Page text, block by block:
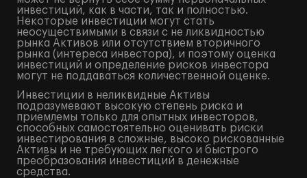
инвестиций, как в части, так и полностью.
Некоторые инвестиции могут стать
неосуществимыми в связи с не ликвидностью
рынка Активов или отсутствием вторичного
рынка (интереса инвестора), и поэтому оценка
инвестиций и определение рисков инвестора
могут не поддаваться количественной оценке.
Инвестиции в неликвидные Активы
подразумевают высокую степень риска и
приемлемы только для опытных инвесторов,
способных самостоятельно оценивать риски
инвестирования в сложные, высоко рискованные
Активы и не требующих легкого и быстрого
преобразования инвестиций в денежные
средства.